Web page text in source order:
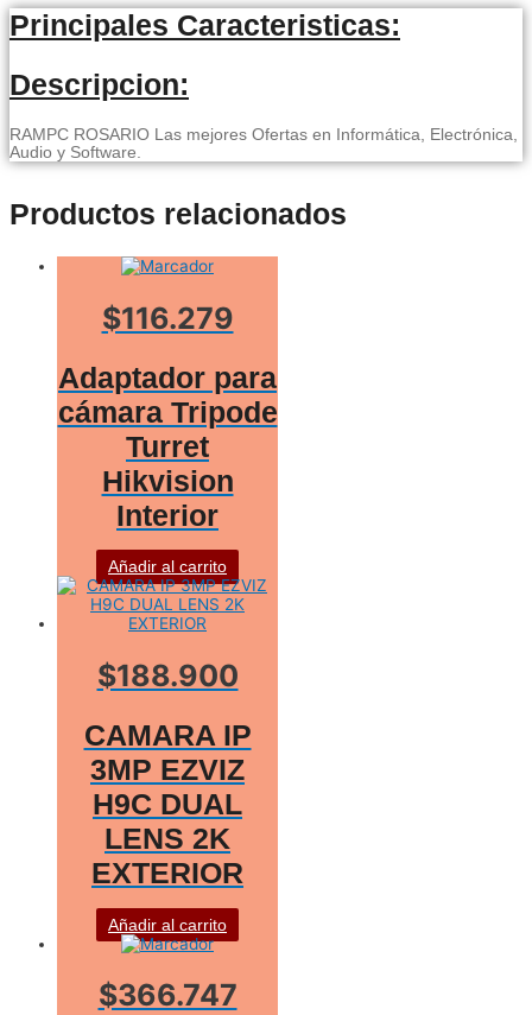
Principales Caracteristicas:
Descripcion:
RAMPC ROSARIO Las mejores Ofertas en Informática, Electrónica,
Audio y Software.
Productos relacionados
$116.279
Adaptador para
cámara Tripode
Turret
Hikvision
Interior
Añadir al carrito
$188.900
CAMARA IP
3MP EZVIZ
H9C DUAL
LENS 2K
EXTERIOR
Añadir al carrito
$366.747